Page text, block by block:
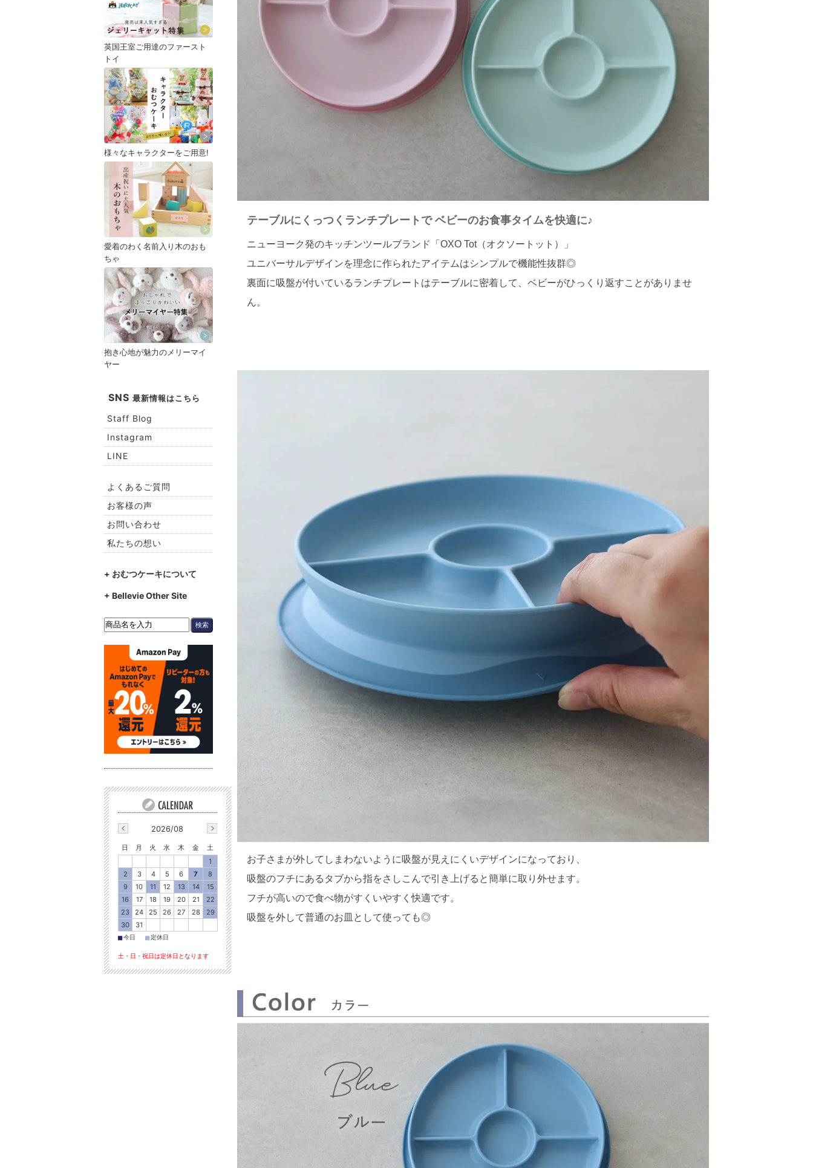
テーブルにくっつくランチプレートで ベビーのお食事タイムを快適に♪
ニューヨーク発のキッチンツールブランド「OXO Tot（オクソートット）」
ユニバーサルデザインを理念に作られたアイテムはシンプルで機能性抜群◎
裏面に吸盤が付いているランチプレートはテーブルに密着して、ベビーがひっくり返すことがありませ
ん。
お子さまが外してしまわないように吸盤が見えにくいデザインになっており、
吸盤のフチにあるタブから指をさしこんで引き上げると簡単に取り外せます。
フチが高いので食べ物がすくいやすく快適です。
吸盤を外して普通のお皿として使っても◎
英国王室ご用達のファースト
トイ
様々なキャラクターをご用意!
愛着のわく名前入り木のおも
ちゃ
抱き心地が魅力のメリーマイ
ヤー
SNS 最新情報はこちら
Staff Blog
Instagram
LINE
よくあるご質問
お客様の声
お問い合わせ
私たちの想い
+ おむつケーキについて
+ Bellevie Other Site
2026/08
日 月 火 水 木 金
土
1
2
3 4 5 6 7
8
9
10 11 12 13 14
15
16
17 18 19 20 21
22
23
24 25 26 27 28
29
30
31
■今日 ■定休日
土・日・祝日は定休日となります